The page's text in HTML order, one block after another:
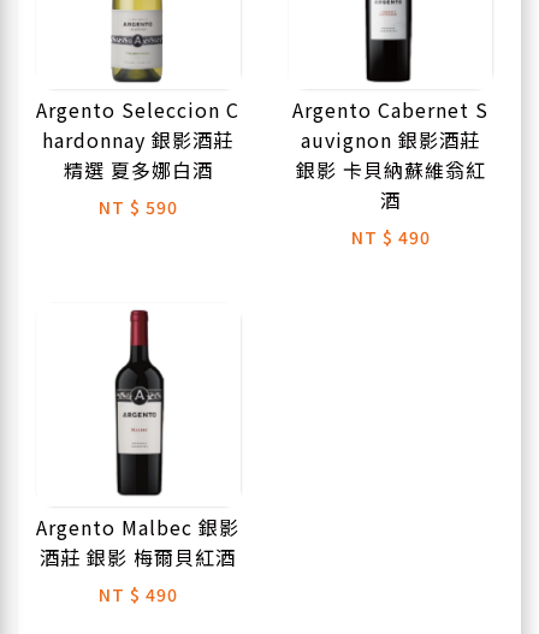
Argento Seleccion C
hardonnay 銀影酒莊
精選 夏多娜白酒
NT $ 590
Argento Cabernet S
auvignon 銀影酒莊
銀影 卡貝納蘇維翁紅
酒
NT $ 490
Argento Malbec 銀影
酒莊 銀影 梅爾貝紅酒
NT $ 490